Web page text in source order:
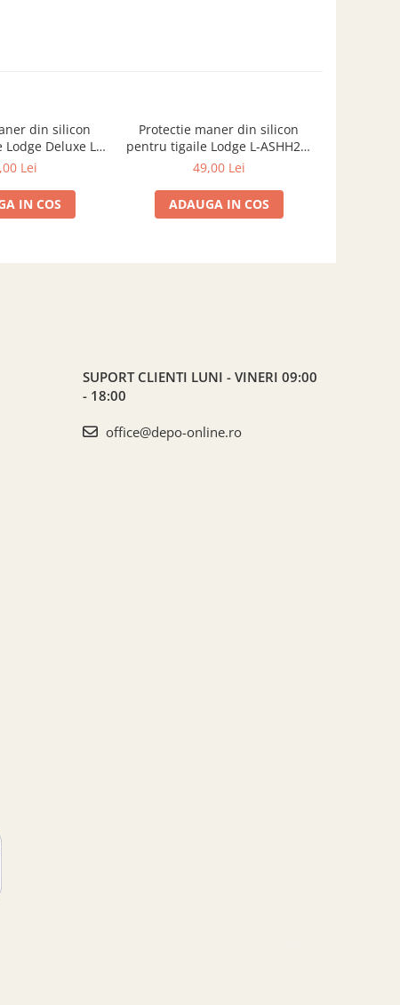
din silicon
Deluxe L-
galben
Lei
IN COS
Protectie maner din silicon
pentru tigaile Lodge L-ASHH21,
galben
49,00 Lei
ADAUGA IN COS
SUPORT CLIENTI LUNI - VINERI 09:00
- 18:00
office@depo-online.ro